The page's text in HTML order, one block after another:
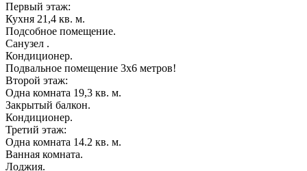
Первый этаж:
Кухня 21,4 кв. м.
Подсобное помещение.
Санузел .
Кондиционер.
Подвальное помещение 3х6 метров!
Второй этаж:
Одна комната 19,3 кв. м.
Закрытый балкон.
Кондиционер.
Третий этаж:
Одна комната 14.2 кв. м.
Ванная комната.
Лоджия.